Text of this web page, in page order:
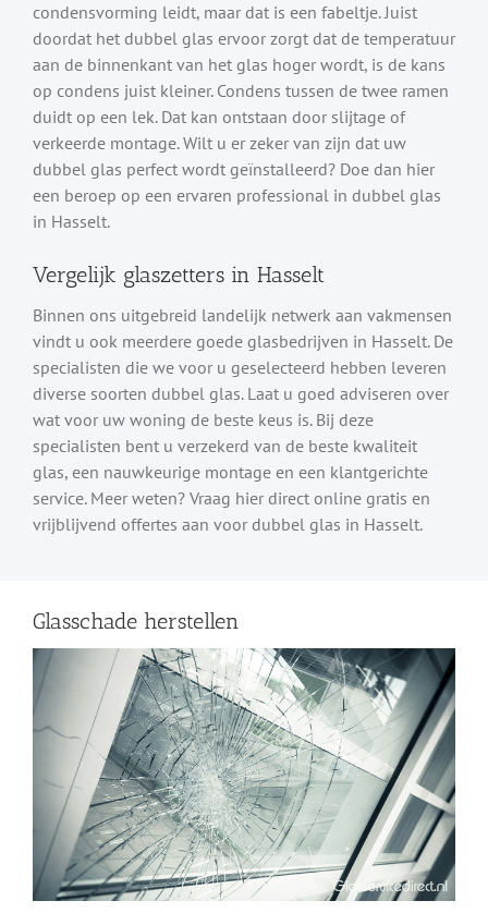
condensvorming leidt, maar dat is een fabeltje. Juist
doordat het dubbel glas ervoor zorgt dat de temperatuur
aan de binnenkant van het glas hoger wordt, is de kans
op condens juist kleiner. Condens tussen de twee ramen
duidt op een lek. Dat kan ontstaan door slijtage of
verkeerde montage. Wilt u er zeker van zijn dat uw
dubbel glas perfect wordt geïnstalleerd? Doe dan hier
een beroep op een ervaren professional in dubbel glas
in Hasselt.
Vergelijk glaszetters in Hasselt
Binnen ons uitgebreid landelijk netwerk aan vakmensen
vindt u ook meerdere goede glasbedrijven in Hasselt. De
specialisten die we voor u geselecteerd hebben leveren
diverse soorten dubbel glas. Laat u goed adviseren over
wat voor uw woning de beste keus is. Bij deze
specialisten bent u verzekerd van de beste kwaliteit
glas, een nauwkeurige montage en een klantgerichte
service. Meer weten? Vraag hier direct online gratis en
vrijblijvend offertes aan voor dubbel glas in Hasselt.
Glasschade herstellen